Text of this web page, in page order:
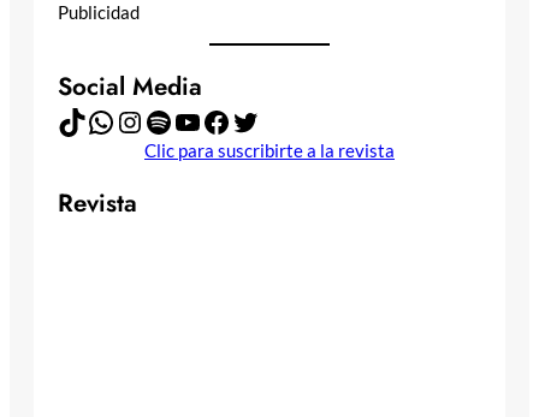
Publicidad
Social Media
TikTok WhatsApp Instagram Spotify YouTube Facebook Twitter
Clic para suscribirte a la revista
Revista